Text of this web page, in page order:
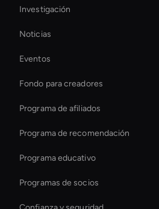
Conversational Ai Avatar
conversational ai avatar
Eliminador de fondos de vídeo AI
Crea avatares de IA al instante
Investigación
Noticias
Eventos
Fondo para creadores
Programa de afiliados
Programa de recomendación
Programa educativo
Programas de socios